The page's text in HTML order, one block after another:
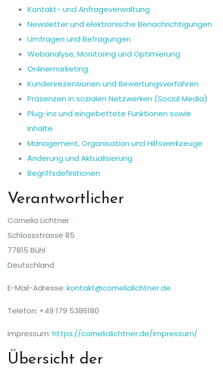
Kontakt- und Anfrageverwaltung
Newsletter und elektronische Benachrichtigungen
Umfragen und Befragungen
Webanalyse, Monitoring und Optimierung
Onlinemarketing
Kundenrezensionen und Bewertungsverfahren
Präsenzen in sozialen Netzwerken (Social Media)
Plug-ins und eingebettete Funktionen sowie
Inhalte
Management, Organisation und Hilfswerkzeuge
Änderung und Aktualisierung
Begriffsdefinitionen
Verantwortlicher
Cornelia Lichtner
Schlossstrasse 85
77815 Bühl
Deutschland
E-Mail-Adresse: kontakt@cornelialichtner.de
Telefon: +49 179 5386180
Impressum: https://cornelialichtner.de/impressum/
Übersicht der